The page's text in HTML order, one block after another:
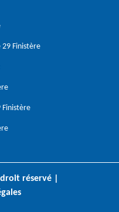
Finistère
Finistère
réservé |